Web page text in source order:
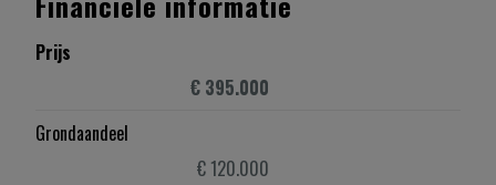
Prijs
€ 395.000
Grondaandeel
€ 120.000